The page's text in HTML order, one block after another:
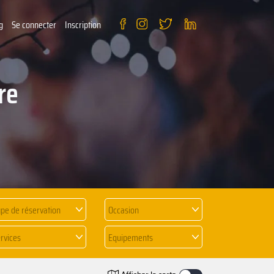
Se connecter Inscription
de réservation
Occasion
Equipements